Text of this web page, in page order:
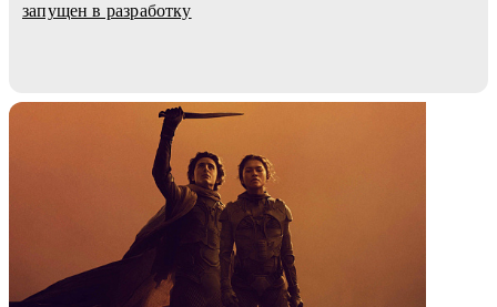
запущен в разработку